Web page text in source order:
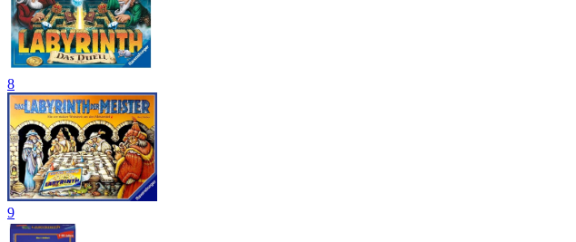
8
9